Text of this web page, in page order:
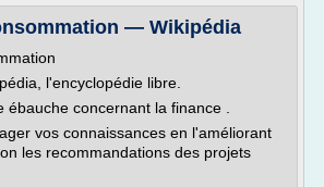
— Wikipédia
l'encyclopédie libre.
ébauche concernant la finance .
vos connaissances en l'améliorant
les recommandations des projets